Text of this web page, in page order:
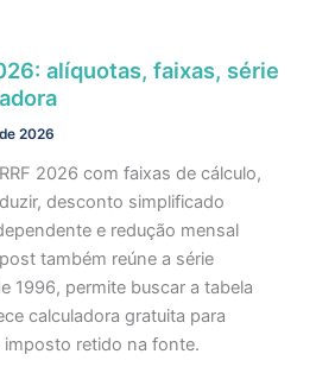
alíquotas, faixas, série
2026
2026 com faixas de cálculo,
desconto simplificado
e redução mensal
também reúne a série
1996, permite buscar a tabela
calculadora gratuita para
retido na fonte.